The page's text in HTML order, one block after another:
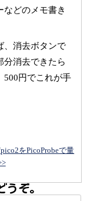
などのメモ書き
、消去ボタンで
分消去できたら
500円でこれが手
をPicoProbeで量
うぞ。